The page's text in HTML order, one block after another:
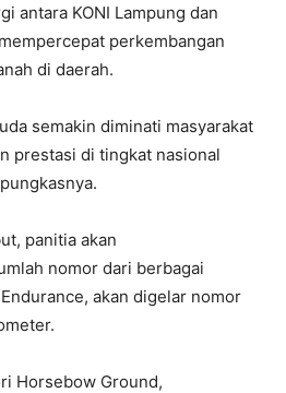
antara KONI Lampung dan
perkembangan
di daerah.
semakin diminati masyarakat
prestasi di tingkat nasional
panitia akan
nomor dari berbagai
akan digelar nomor
Horsebow Ground,